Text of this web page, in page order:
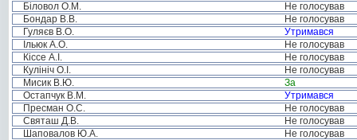
Біловол О.М.
Не голосував
Бондар В.В.
Не голосував
Гуляєв В.О.
Утримався
Ільюк А.О.
Не голосував
Кіссе А.І.
Не голосував
Кулініч О.І.
Не голосував
Мисик В.Ю.
За
Остапчук В.М.
Утримався
Пресман О.С.
Не голосував
Святаш Д.В.
Не голосував
Шаповалов Ю.А.
Не голосував